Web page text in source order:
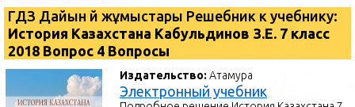
ГДЗ Дайын үй жұмыстары Решебник к учебнику:
История Казахстана Кабульдинов З.Е. 7 класс
2018 Вопрос 4 Вопросы
Издательство:Атамура
Электронный учебник